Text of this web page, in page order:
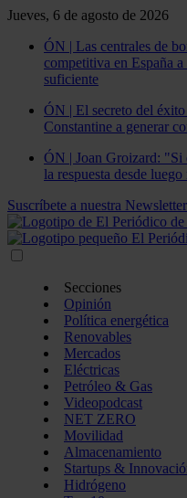
Jueves, 6 de agosto de 2026
ÓN | Las centrales de
competitiva en España
suficiente
ÓN | El secreto del
Constantine a generar
ÓN | Joan Groizard: "Si
la respuesta desde
Suscríbete a nuestra Newsletter
Secciones
Opinión
Política energética
Renovables
Mercados
Eléctricas
Petróleo & Gas
Videopodcast
NET ZERO
Movilidad
Almacenamiento
Startups &
Hidrógeno